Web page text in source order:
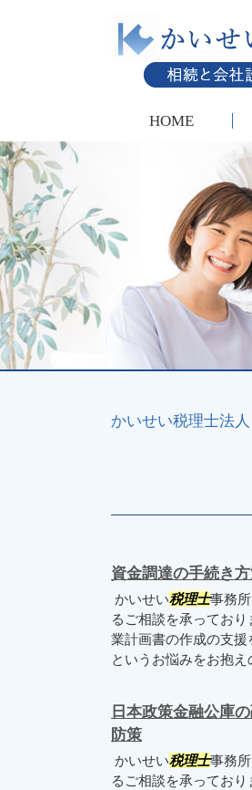
HOME
かいせい税理士法人
資金調達の手続き
かいせい税理士事務
るご相談を承ってお
業計画書の作成の支援
というお悩みをお抱
日本政策金融公庫
防策
かいせい税理士事務
るご相談を承ってお